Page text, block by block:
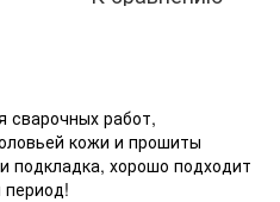
сварочных работ,
кожи и прошиты
подкладка, хорошо подходит
период!